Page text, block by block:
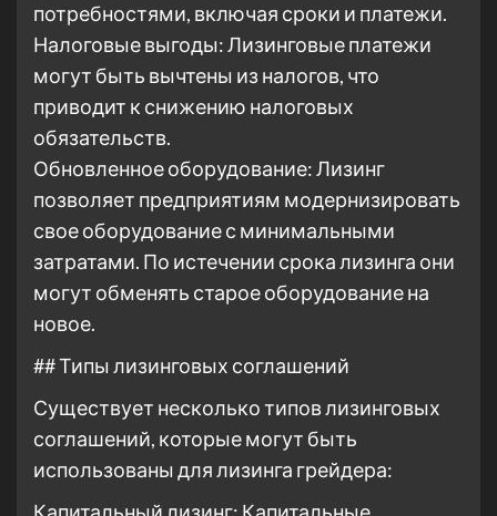
потребностями, включая сроки и платежи.
Налоговые выгоды: Лизинговые платежи
могут быть вычтены из налогов, что
приводит к снижению налоговых
обязательств.
Обновленное оборудование: Лизинг
позволяет предприятиям модернизировать
свое оборудование с минимальными
затратами. По истечении срока лизинга они
могут обменять старое оборудование на
новое.
## Типы лизинговых соглашений
Существует несколько типов лизинговых
соглашений, которые могут быть
использованы для лизинга грейдера: